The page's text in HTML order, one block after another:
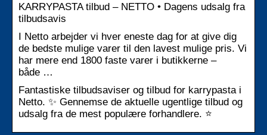
KARRYPASTA tilbud – NETTO • Dagens udsalg fra
tilbudsavis
I Netto arbejder vi hver eneste dag for at give dig
de bedste mulige varer til den lavest mulige pris. Vi
har mere end 1800 faste varer i butikkerne –
både …
Fantastiske tilbudsaviser og tilbud for karrypasta i
Netto. ✨ Gennemse de aktuelle ugentlige tilbud og
udsalg fra de mest populære forhandlere. ⭐